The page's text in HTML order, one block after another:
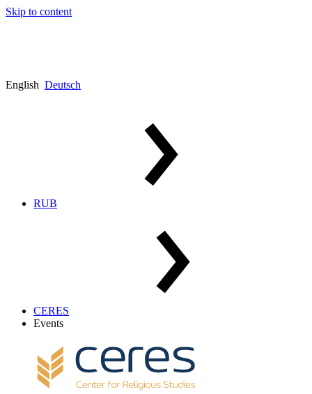
Skip to content
English Deutsch
RUB
CERES
Events